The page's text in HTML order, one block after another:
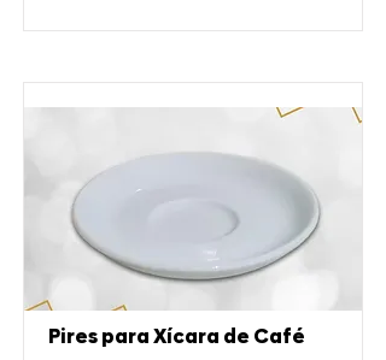
Pires para Xícara de Café